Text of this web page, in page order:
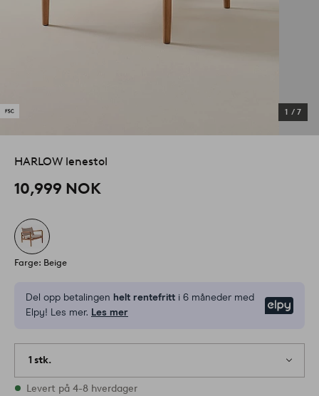
1 / 7
HARLOW lenestol
10,999 NOK
Farge: Beige
Del opp betalingen helt rentefritt i 6 måneder med
Elpy! Les mer. Les mer
1 stk.
På lager
Levert på 4-8 hverdager